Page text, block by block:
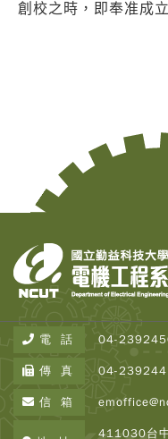
創校之時，即奉准成
電 話 04-
傳 真 04-
信 箱
411030台